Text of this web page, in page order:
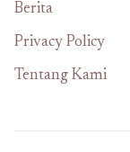
Berita
Privacy Policy
Tentang Kami